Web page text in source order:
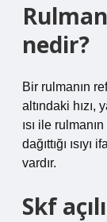
nedir?
Bir rulmanın
altındaki hızı,
ısı ile
dağıttığı
vardır.
Skf